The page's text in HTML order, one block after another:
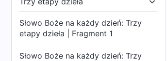
Trzy etapy dzieła Ukazanie się
Słowo Boże na każdy dzień: Trzy
etapy dzieła | Fragment 1
Słowo Boże na każdy dzień: Trzy